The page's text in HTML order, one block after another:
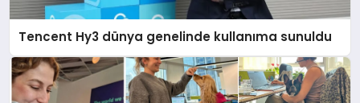
Tencent Hy3 dünya genelinde kullanıma sunuldu